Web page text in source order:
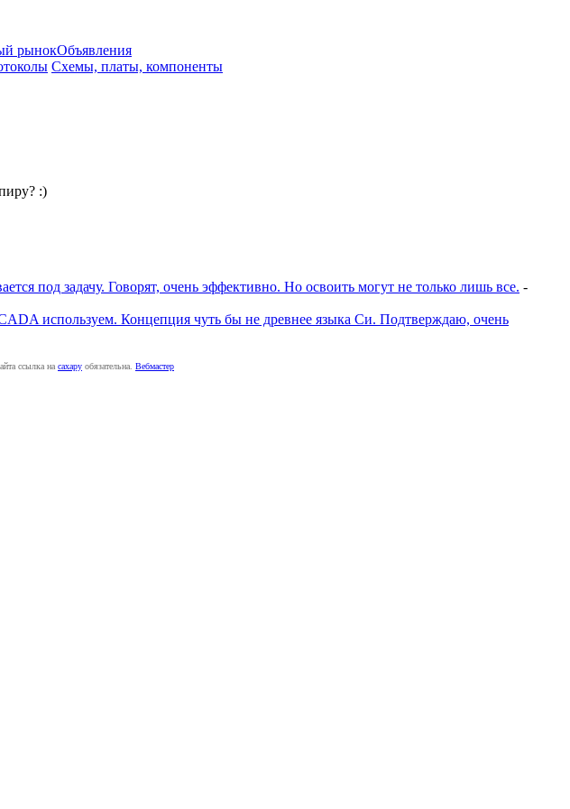
рынокОбъявления
Схемы, платы, компоненты
:)
под задачу. Говорят, очень эффективно. Но освоить могут не только лишь все. -
используем. Концепция чуть бы не древнее языка Си. Подтверждаю, очень
ссылка на caxapу обязательна. Вебмастер